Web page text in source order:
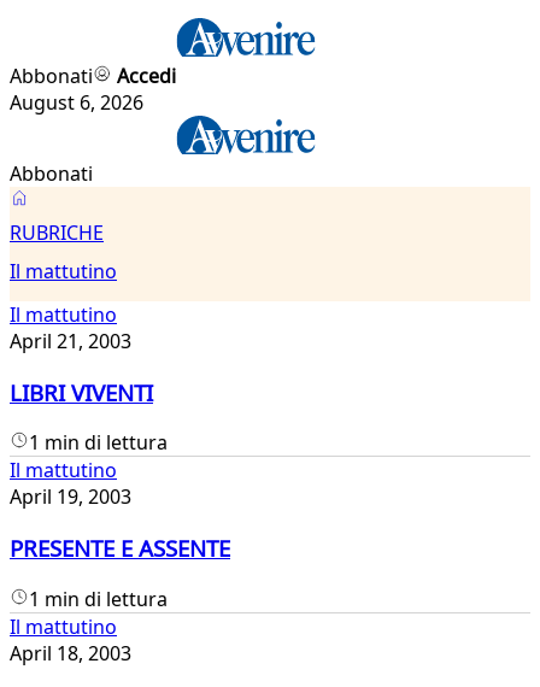
Abbonati
Accedi
August 6, 2026
Abbonati
Il
mattutino
RUBRICHE
Il mattutino
Il mattutino
April 21, 2003
LIBRI VIVENTI
1 min di lettura
Il mattutino
April 19, 2003
PRESENTE E ASSENTE
1 min di lettura
Il mattutino
April 18, 2003